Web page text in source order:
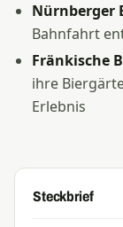
Nürnberger
Bahnfahrt
Fränkische
ihre
Erlebnis
Steckbrief